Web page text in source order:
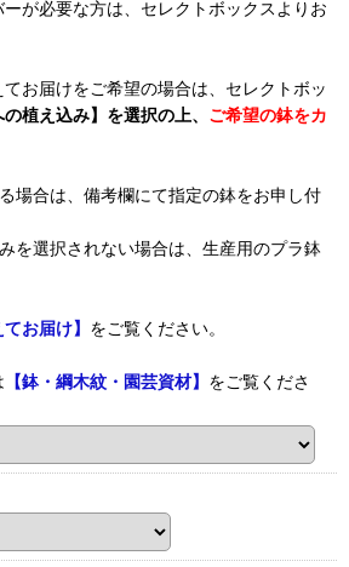
ーが必要な方は、セレクトボックスよりお
てお届けをご希望の場合は、セレクトボッ
の植え込み】を選択の上、 ご希望の鉢をカ
場合は、備考欄にて指定の鉢をお申し付
を選択されない場合は、生産用のプラ鉢
お届け】 をご覧ください。
【鉢・綱木紋・園芸資材】 をご覧くださ